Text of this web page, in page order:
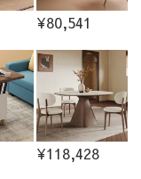
¥80,541
¥118,428